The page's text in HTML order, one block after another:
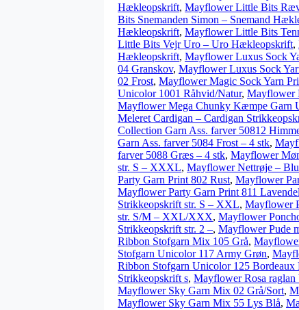
Hækleopskrift, Mayflower Little Bits
Bits Snemanden Simon – Snemand
Hækleopskrift, Mayflower Little Bits
Little Bits Vejr Uro – Uro Hækleopskrift,
Hækleopskrift, Mayflower Luxus Sock
04 Granskov, Mayflower Luxus Sock
02 Frost, Mayflower Magic Sock Yarn
Unicolor 1001 Råhvid/Natur, Mayflower
Mayflower Mega Chunky Kæmpe Garn
Meleret Cardigan – Cardigan
Collection Garn Ass. farver 50812
Garn Ass. farver 5084 Frost – 4 stk,
farver 5088 Græs – 4 stk, Mayflower
str. S – XXXL, Mayflower Nettrøje –
Party Garn Print 802 Rust, Mayflower
Mayflower Party Garn Print 811 Lavendel
Strikkeopskrift str. S – XXL, Mayflower
str. S/M – XXL/XXX, Mayflower
Strikkeopskrift str. 2 –, Mayflower Pude
Ribbon Stofgarn Mix 105 Grå,
Stofgarn Unicolor 117 Army Grøn,
Ribbon Stofgarn Unicolor 125 Bordeaux
Strikkeopskrift s, Mayflower Rosa
Mayflower Sky Garn Mix 02 Grå/Sort,
Mayflower Sky Garn Mix 55 Lys Blå,